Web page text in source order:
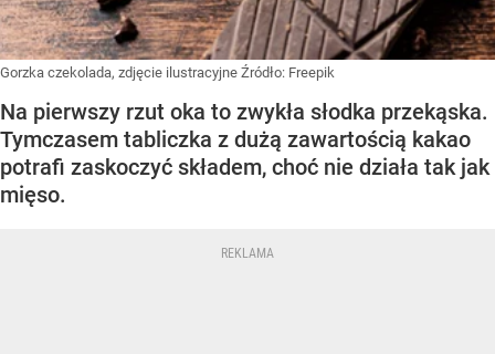
Gorzka czekolada, zdjęcie ilustracyjne Źródło: Freepik
Na pierwszy rzut oka to zwykła słodka przekąska.
Tymczasem tabliczka z dużą zawartością kakao
potrafi zaskoczyć składem, choć nie działa tak jak
mięso.